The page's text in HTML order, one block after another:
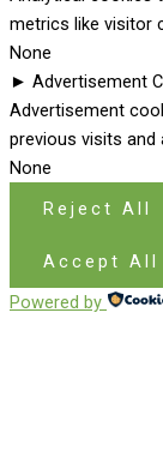
metrics like visitor
None
► Advertisement
Advertisement
previous visits
None
Reject All
Accept All
Powered by